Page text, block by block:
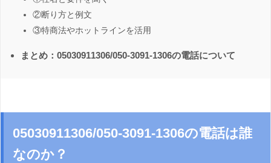
②断り方と例文
③特商法やホットラインを活用
まとめ：05030911306/050-3091-1306の電話について
05030911306/050-3091-1306の電話は誰
なのか？